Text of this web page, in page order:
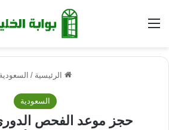
القائمة
الرئيسية / السعودية
السعودية
حجز موعد الفحص